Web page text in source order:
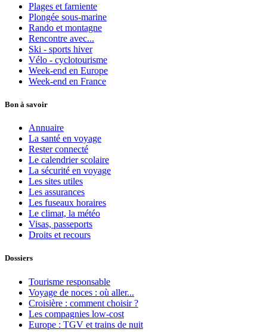
Plages et farniente
Plongée sous-marine
Rando et montagne
Rencontre avec...
Ski - sports hiver
Vélo - cyclotourisme
Week-end en Europe
Week-end en France
Bon à savoir
Annuaire
La santé en voyage
Rester connecté
Le calendrier scolaire
La sécurité en voyage
Les sites utiles
Les assurances
Les fuseaux horaires
Le climat, la météo
Visas, passeports
Droits et recours
Dossiers
Tourisme responsable
Voyage de noces : où aller...
Croisière : comment choisir ?
Les compagnies low-cost
Europe : TGV et trains de nuit